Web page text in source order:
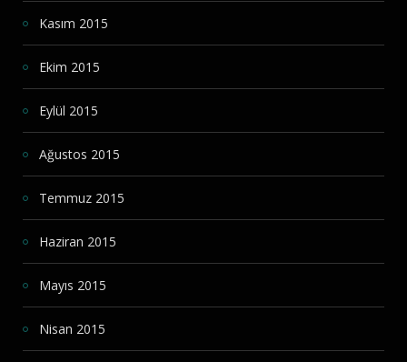
Kasım 2015
Ekim 2015
Eylül 2015
Ağustos 2015
Temmuz 2015
Haziran 2015
Mayıs 2015
Nisan 2015